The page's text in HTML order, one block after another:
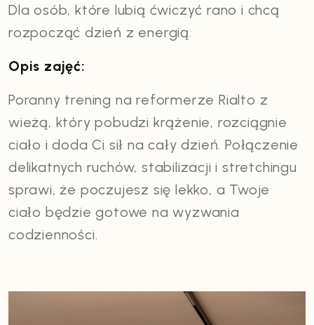
Dla osób, które lubią ćwiczyć rano i chcą
rozpocząć dzień z energią.
Opis zajęć:
Poranny trening na reformerze Rialto z
wieżą, który pobudzi krążenie, rozciągnie
ciało i doda Ci sił na cały dzień. Połączenie
delikatnych ruchów, stabilizacji i stretchingu
sprawi, że poczujesz się lekko, a Twoje
ciało będzie gotowe na wyzwania
codzienności.